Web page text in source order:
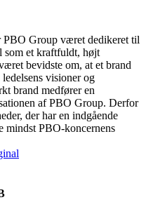
PBO Group været dedikeret til
som et kraftfuldt, højt
bevidste om, at et brand
visioner og
brand medfører en
af ​​PBO Group. Derfor
der har en indgående
mindst PBO-koncernens